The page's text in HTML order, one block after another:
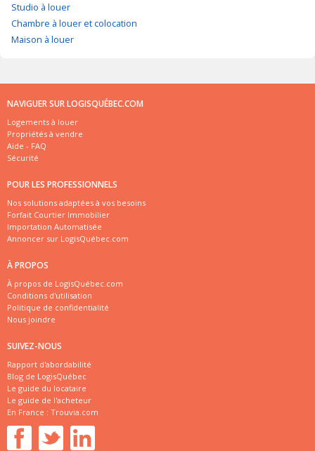
Studio à louer
Chambre à louer et colocation
Maison à louer
NAVIGUER SUR LOGISQUÉBEC.COM
Logements à louer
Propriétés à vendre
Aide - FAQ
Sécurité
POUR LES PROFESSIONNELS
Nos solutions adaptées à vos besoins
Forfait Courtier Immobilier
Importation Automatisée
Annoncer sur LogisQuébec.com
À PROPOS
À propos de LogisQuébec.com
Conditions d'utilisation
Politique de confidentialité
Nous joindre
SUIVEZ-NOUS
Rapport d'abordabilité
Blog de LogisQuébec
Le guide du locataire
Le guide de l'acheteur
En France : Trouvia.com